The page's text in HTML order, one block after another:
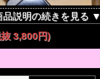
説明の続きを見る ▼
3,800円)